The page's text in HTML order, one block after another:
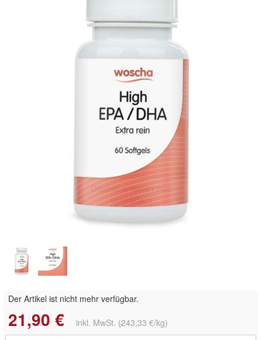
Doppelt antippen zum
vergrößern
Der Artikel ist nicht mehr verfügbar.
21,90 € inkl. MwSt. (243,33 €/kg)